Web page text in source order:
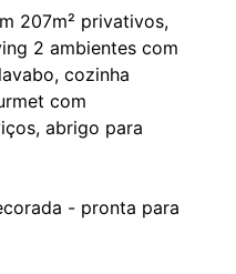
207m² privativos,
2 ambientes com
cozinha
com
abrigo para
- pronta para